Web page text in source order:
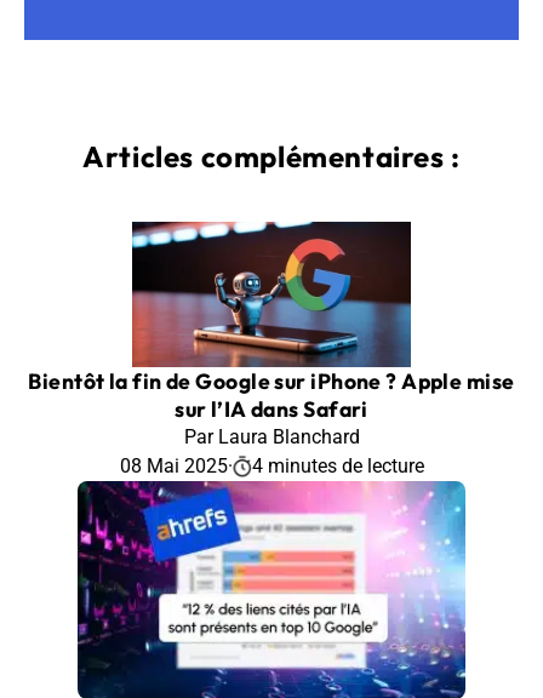
Articles complémentaires :
Bientôt la fin de Google sur iPhone ? Apple mise
sur l’IA dans Safari
Par Laura Blanchard
08 Mai 2025· 4 minutes de lecture